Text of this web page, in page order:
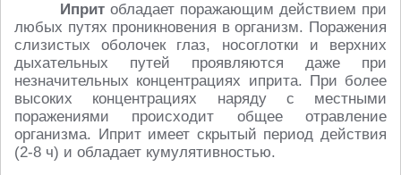
Иприт обладает поражающим действием при
любых путях проникновения в организм. Поражения
слизистых оболочек глаз, носоглотки и верхних
дыхательных путей проявляются даже при
незначительных концентрациях иприта. При более
высоких концентрациях наряду с местными
поражениями происходит общее отравление
организма. Иприт имеет скрытый период действия
(2-8 ч) и обладает кумулятивностью.